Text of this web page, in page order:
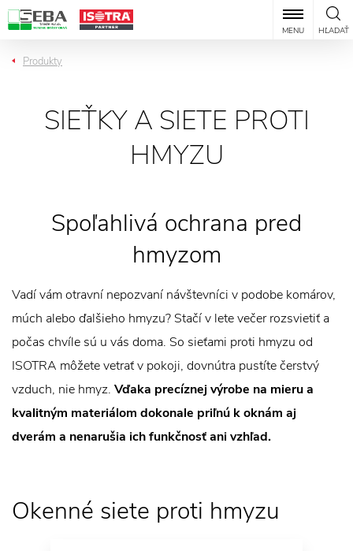
HĽADAŤ
MENU
Produkty
SIEŤKY A SIETE PROTI
HMYZU
Spoľahlivá ochrana pred
hmyzom
Vadí vám otravní nepozvaní návštevníci v podobe komárov,
múch alebo ďalšieho hmyzu? Stačí v lete večer rozsvietiť a
počas chvíle sú u vás doma. So sieťami proti hmyzu od
ISOTRA môžete vetrať v pokoji, dovnútra pustíte čerstvý
vzduch, nie hmyz. Vďaka precíznej výrobe na mieru a
kvalitným materiálom dokonale priľnú k oknám aj
dverám a nenarušia ich funkčnosť ani vzhľad.
Okenné siete proti hmyzu